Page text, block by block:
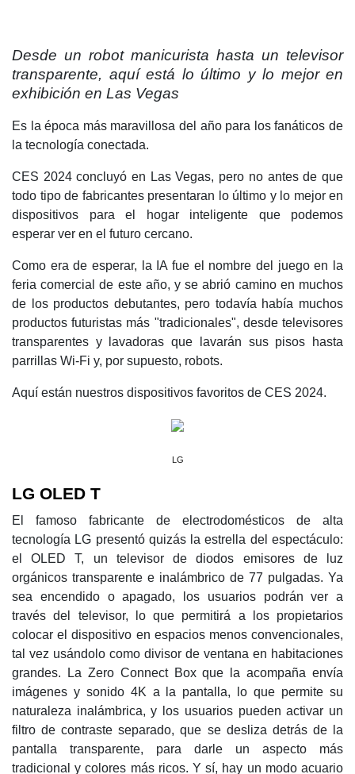
Desde un robot manicurista hasta un televisor
transparente, aquí está lo último y lo mejor en
exhibición en Las Vegas
Es la época más maravillosa del año para los fanáticos de
la tecnología conectada.
CES 2024 concluyó en Las Vegas, pero no antes de que
todo tipo de fabricantes presentaran lo último y lo mejor en
dispositivos para el hogar inteligente que podemos
esperar ver en el futuro cercano.
Como era de esperar, la IA fue el nombre del juego en la
feria comercial de este año, y se abrió camino en muchos
de los productos debutantes, pero todavía había muchos
productos futuristas más "tradicionales", desde televisores
transparentes y lavadoras que lavarán sus pisos hasta
parrillas Wi-Fi y, por supuesto, robots.
Aquí están nuestros dispositivos favoritos de CES 2024.
LG
LG OLED T
El famoso fabricante de electrodomésticos de alta
tecnología LG presentó quizás la estrella del espectáculo:
el OLED T, un televisor de diodos emisores de luz
orgánicos transparente e inalámbrico de 77 pulgadas. Ya
sea encendido o apagado, los usuarios podrán ver a
través del televisor, lo que permitirá a los propietarios
colocar el dispositivo en espacios menos convencionales,
tal vez usándolo como divisor de ventana en habitaciones
grandes. La Zero Connect Box que la acompaña envía
imágenes y sonido 4K a la pantalla, lo que permite su
naturaleza inalámbrica, y los usuarios pueden activar un
filtro de contraste separado, que se desliza detrás de la
pantalla transparente, para darle un aspecto más
tradicional y colores más ricos. Y sí, hay un modo acuario